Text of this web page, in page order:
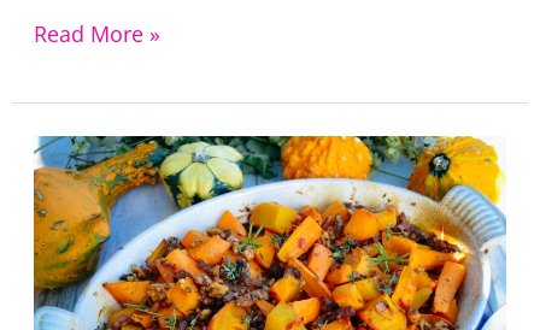
Rahm
Gemüse
Rezept
Read More »